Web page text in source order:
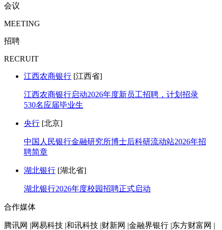
会议
MEETING
招聘
RECRUIT
江西农商银行 [江西省]
江西农商银行启动2026年度新员工招聘，计划招录
530名应届毕业生
央行 [北京]
中国人民银行金融研究所博士后科研流动站2026年招
聘简章
湖北银行 [湖北省]
湖北银行2026年度校园招聘正式启动
合作媒体
腾讯网 |网易科技 |和讯科技 |财新网 |金融界银行 |东方财富网 |